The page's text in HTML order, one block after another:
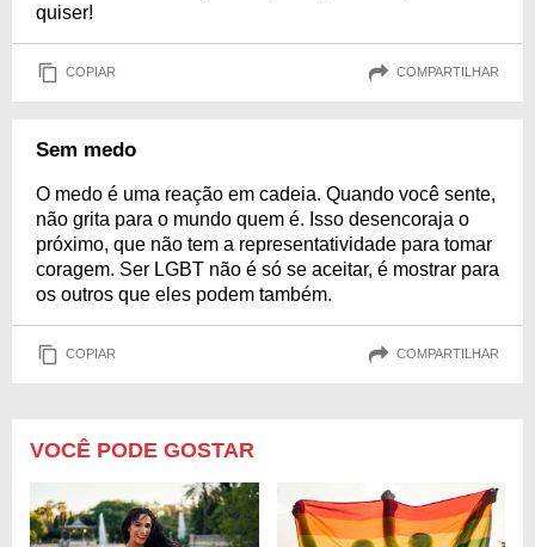
quiser!
COPIAR COMPARTILHAR
Sem medo
O medo é uma reação em cadeia. Quando você sente,
não grita para o mundo quem é. Isso desencoraja o
próximo, que não tem a representatividade para tomar
coragem. Ser LGBT não é só se aceitar, é mostrar para
os outros que eles podem também.
COPIAR COMPARTILHAR
VOCÊ PODE GOSTAR